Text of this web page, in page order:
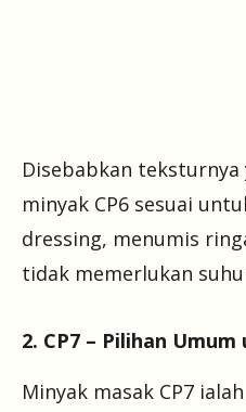
Disebabkan
minyak CP6 sesuai
dressing, menumis
tidak memerlukan
2. CP7 – Pilihan
Minyak masak CP7